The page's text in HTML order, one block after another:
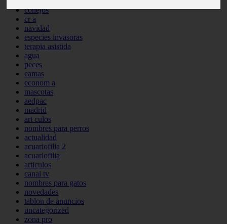
conejos
cr a
navidad
especies invasoras
terapia asistida
agua
peces
camas
econom a
mascotas
aedpac
madrid
art culos
nombres para perros
actualidad
acuariofilia 2
acuariofilia
articulos
canal tv
nombres para gatos
novedades
tablon de anuncios
uncategorized
zona pro